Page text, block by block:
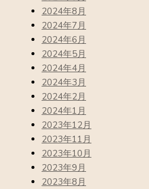
2024年8月
2024年7月
2024年6月
2024年5月
2024年4月
2024年3月
2024年2月
2024年1月
2023年12月
2023年11月
2023年10月
2023年9月
2023年8月